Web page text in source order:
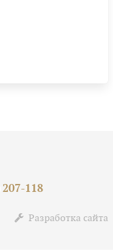
207-118
Разработка сайта